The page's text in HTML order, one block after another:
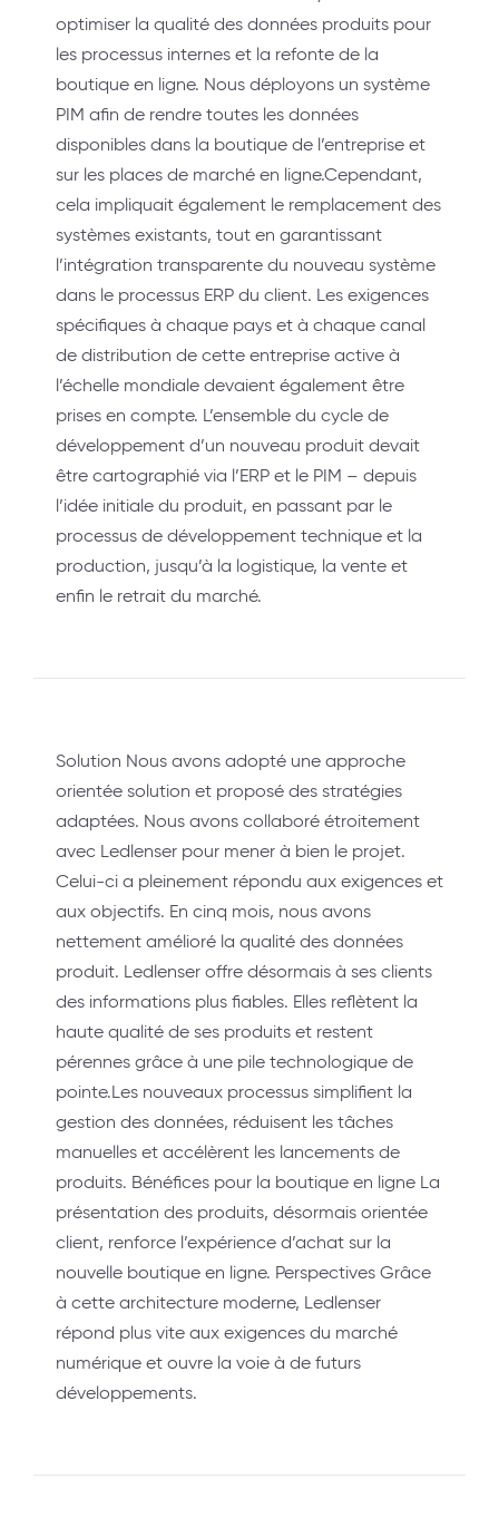
optimiser la qualité des données produits pour
les processus internes et la refonte de la
boutique en ligne. Nous déployons un système
PIM afin de rendre toutes les données
disponibles dans la boutique de l’entreprise et
sur les places de marché en ligne.Cependant,
cela impliquait également le remplacement des
systèmes existants, tout en garantissant
l’intégration transparente du nouveau système
dans le processus ERP du client. Les exigences
spécifiques à chaque pays et à chaque canal
de distribution de cette entreprise active à
l’échelle mondiale devaient également être
prises en compte. L’ensemble du cycle de
développement d’un nouveau produit devait
être cartographié via l’ERP et le PIM – depuis
l’idée initiale du produit, en passant par le
processus de développement technique et la
production, jusqu’à la logistique, la vente et
enfin le retrait du marché.
Solution Nous avons adopté une approche
orientée solution et proposé des stratégies
adaptées. Nous avons collaboré étroitement
avec Ledlenser pour mener à bien le projet.
Celui-ci a pleinement répondu aux exigences et
aux objectifs. En cinq mois, nous avons
nettement amélioré la qualité des données
produit. Ledlenser offre désormais à ses clients
des informations plus fiables. Elles reflètent la
haute qualité de ses produits et restent
pérennes grâce à une pile technologique de
pointe.Les nouveaux processus simplifient la
gestion des données, réduisent les tâches
manuelles et accélèrent les lancements de
produits. Bénéfices pour la boutique en ligne La
présentation des produits, désormais orientée
client, renforce l’expérience d’achat sur la
nouvelle boutique en ligne. Perspectives Grâce
à cette architecture moderne, Ledlenser
répond plus vite aux exigences du marché
numérique et ouvre la voie à de futurs
développements.